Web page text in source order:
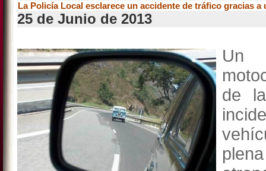
La Policía Local esclarece un accidente de tráfico gracias
25 de Junio de 2013
Un
de